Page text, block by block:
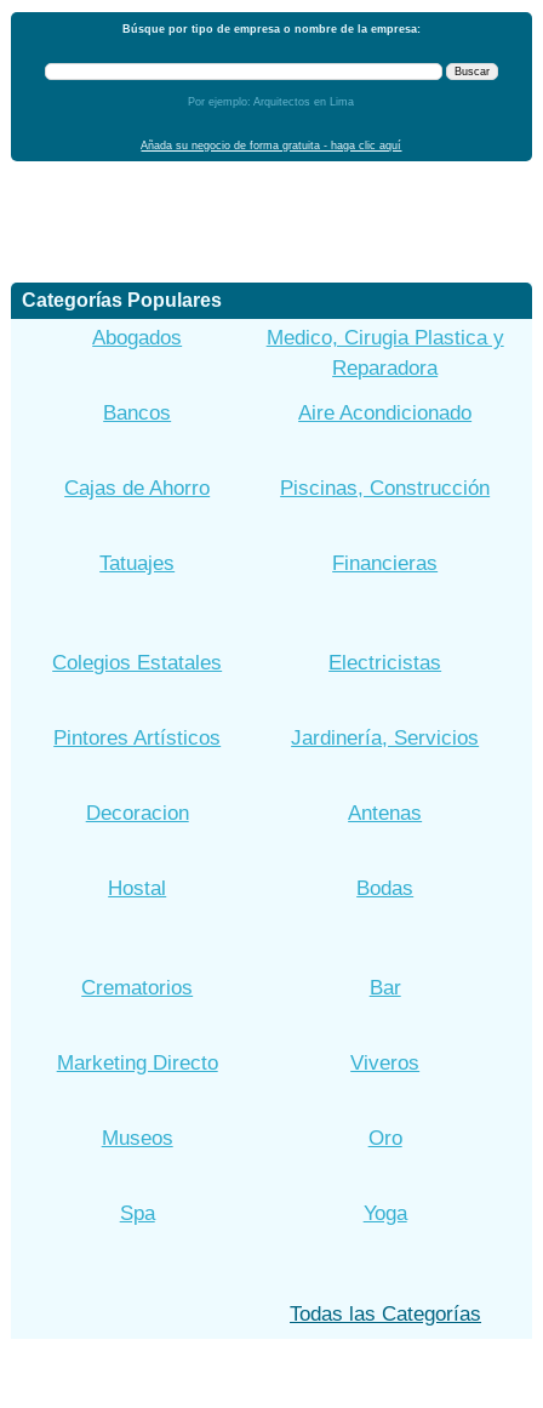
Búsque por tipo de empresa o nombre de la empresa:
Por ejemplo: Arquitectos en Lima
Añada su negocio de forma gratuita - haga clic aquí
Categorías Populares
Abogados
Bancos
Cajas de Ahorro
Tatuajes
Medico, Cirugia Plastica y
Reparadora
Aire Acondicionado
Piscinas, Construcción
Financieras
Colegios Estatales
Pintores Artísticos
Decoracion
Hostal
Electricistas
Jardinería, Servicios
Antenas
Bodas
Crematorios
Marketing Directo
Museos
Spa
Bar
Viveros
Oro
Yoga
Todas las Categorías